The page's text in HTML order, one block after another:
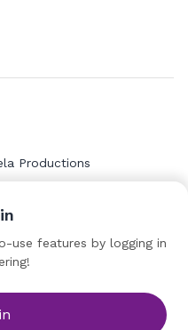
Productions
use features by logging in